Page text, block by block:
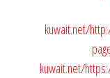
kuwait.net/
kuwait.net/